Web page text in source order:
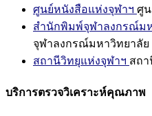
ศูนย์หนังสือแห่งจุฬาฯ ศู
สำนักพิมพ์จุฬาลงกรณ์ม
จุฬาลงกรณ์มหาวิทยาลัย
สถานีวิทยุแห่งจุฬาฯ สถา
บริการตรวจวิเคราะห์คุณภาพ